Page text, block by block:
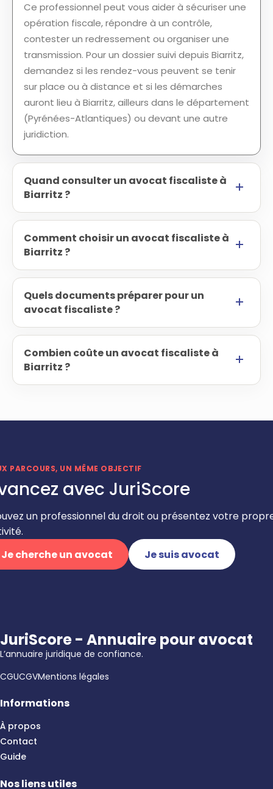
Ce professionnel peut vous aider à sécuriser une
opération fiscale, répondre à un contrôle,
contester un redressement ou organiser une
transmission. Pour un dossier suivi depuis Biarritz,
demandez si les rendez-vous peuvent se tenir
sur place ou à distance et si les démarches
auront lieu à Biarritz, ailleurs dans le département
(Pyrénées-Atlantiques) ou devant une autre
juridiction.
Quand consulter un avocat fiscaliste à
Biarritz ?
Comment choisir un avocat fiscaliste à
Biarritz ?
Quels documents préparer pour un
avocat fiscaliste ?
Combien coûte un avocat fiscaliste à
Biarritz ?
PARCOURS, UN MÊME OBJECTIF
avec JuriScore
un professionnel du droit ou présentez votre
Je cherche un avocat
Je suis avocat
JuriScore - Annuaire pour avocat
L’annuaire juridique de confiance.
CGUCGVMentions légales
Informations
À propos
Contact
Guide
Nos liens utiles